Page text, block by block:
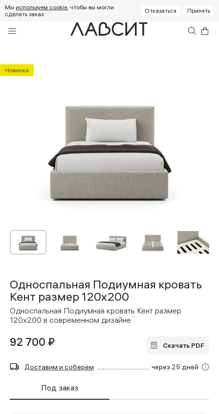
Мы используем cookie, чтобы вы могли
сделать заказ
Отказаться Принять
Под заказ
Односпальная Подиумная кровать
Кент размер 120x200
Односпальная Подиумная кровать Кент размер
120x200 в современном дизайне
92 700 ₽ Скачать PDF
Доставим и соберём через 25 дней